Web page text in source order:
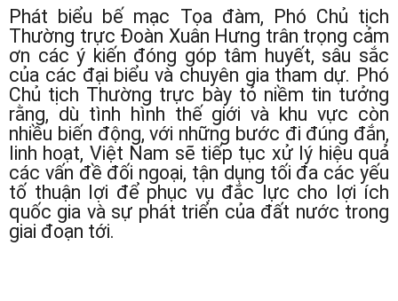
Phát biểu bế mạc Tọa đàm, Phó Chủ tịch
Thường trực Đoàn Xuân Hưng trân trọng cảm
ơn các ý kiến đóng góp tâm huyết, sâu sắc
của các đại biểu và chuyên gia tham dự. Phó
Chủ tịch Thường trực bày tỏ niềm tin tưởng
rằng, dù tình hình thế giới và khu vực còn
nhiều biến động, với những bước đi đúng đắn,
linh hoạt, Việt Nam sẽ tiếp tục xử lý hiệu quả
các vấn đề đối ngoại, tận dụng tối đa các yếu
tố thuận lợi để phục vụ đắc lực cho lợi ích
quốc gia và sự phát triển của đất nước trong
giai đoạn tới.